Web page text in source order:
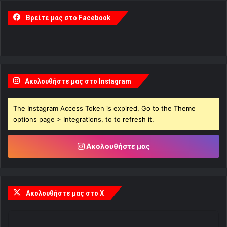
Βρείτε μας στο Facebook
Ακολουθήστε μας στο Instagram
The Instagram Access Token is expired, Go to the Theme
options page > Integrations, to to refresh it.
Ακολουθήστε μας
Ακολουθήστε μας στο X